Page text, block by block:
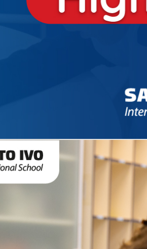
INFANTIL
todos os dias